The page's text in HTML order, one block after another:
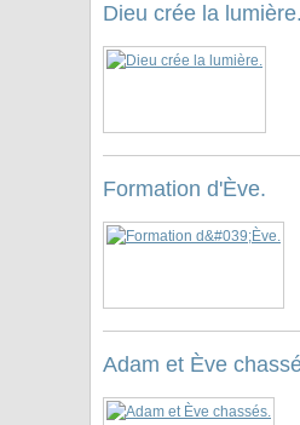
Dieu crée la lumière.
Formation d'Ève.
Adam et Ève